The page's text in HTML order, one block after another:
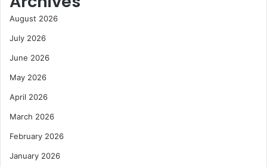
August 2026
July 2026
June 2026
May 2026
April 2026
March 2026
February 2026
January 2026